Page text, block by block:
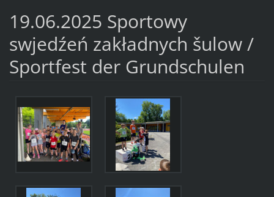
19.06.2025 Sportowy
swjedźeń zakładnych šulow /
Sportfest der Grundschulen